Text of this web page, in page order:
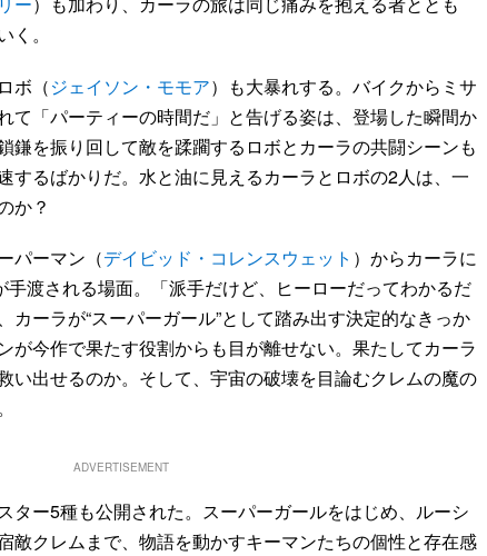
。
ボ（ジェイソン・モモア）も大暴れする。バイクからミサ
て「パーティーの時間だ」と告げる姿は、登場した瞬間か
鎌を振り回して敵を蹂躙するロボとカーラの共闘シーンも
するばかりだ。水と油に見えるカーラとロボの2人は、一
か？
パーマン（デイビッド・コレンスウェット ）からカーラに
手渡される場面。「派手だけど、ヒーローだってわかるだ
カーラが“スーパーガール”として踏み出す決定的なきっか
が今作で果たす役割からも目が離せない。果たしてカーラ
い出せるのか。そして、宇宙の破壊を目論むクレムの魔の
ADVERTISEMENT
ター5種も公開された。スーパーガールをはじめ、ルーシ
敵クレムまで、物語を動かすキーマンたちの個性と存在感